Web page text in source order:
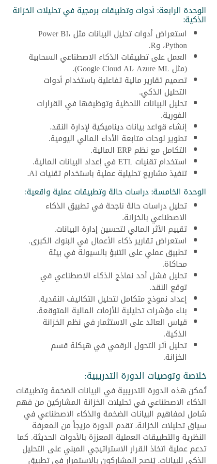
الوحدة الرابعة: أدوات وتطبيقات برمجية في تحليلات الخزانة
الذكية:
استعراض أدوات تحليل البيانات مثل Power BI،
Python، وR.
العمل على تطبيقات الذكاء الاصطناعي السحابية
(مثل Google Cloud AI، Azure ML).
تصميم تقارير مالية تفاعلية باستخدام أدوات
التحليل الذكي.
تحليل البيانات اللحظية وتوظيفها في القرارات
الفورية.
إنشاء قواعد بيانات ديناميكية لإدارة النقد.
تطوير لوحات متابعة الأداء المالي اليومية.
التكامل مع نظم ERP المالية.
استخدام تقنيات ETL في إعداد البيانات المالية.
تنفيذ مشاريع تحليلية عملية باستخدام تقنيات AI.
الوحدة الخامسة: دراسات حالة وتطبيقات عملية واقعية:
تحليل دراسات حالة ناجحة في تطبيق الذكاء
الاصطناعي بالخزانة.
تقييم الأثر المالي لتحسين إدارة البيانات.
استعراض تقارير ذكاء الأعمال في البنوك الكبرى.
تطبيق عملي على التنبؤ بالسيولة في بيئة
محاكاة.
تحليل فشل أحد نماذج الذكاء الاصطناعي في
توقع النقد.
إعداد نموذج متكامل لتحليل التكاليف النقدية.
بناء مؤشرات تحليلية للأزمات المالية المتوقعة.
قياس العائد على الاستثمار في نظم الخزانة
الذكية.
تحليل أثر التحول الرقمي في هيكلة قسم
الخزانة.
خلاصة وتوصيات الدورة التدريبية:
تُمكن هذه الدورة التدريبية في البيانات الضخمة وتطبيقات
الذكاء الاصطناعي في تحليلات الخزانة المشاركين من فهم
شامل لمفاهيم البيانات الضخمة والذكاء الاصطناعي في
سياق تحليلات الخزانة. تقدم الدورة مزيجاً من المعرفة
النظرية والتطبيقات العملية المعززة بالأدوات الحديثة. كما
تدعم عملية اتخاذ القرار الاستراتيجي المبني على التحليل
الذكي للبيانات. يُنصح المشاركون بالاستمرار في تطبيق